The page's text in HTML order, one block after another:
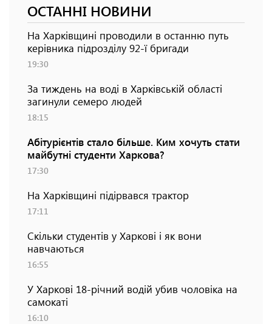
ОСТАННІ НОВИНИ
На Харківщині проводили в останню путь
керівника підрозділу 92-ї бригади
19:30
За тиждень на воді в Харківській області
загинули семеро людей
18:15
Абітурієнтів стало більше. Ким хочуть стати
майбутні студенти Харкова?
17:30
На Харківщині підірвався трактор
17:11
Скільки студентів у Харкові і як вони
навчаються
16:55
У Харкові 18-річний водій убив чоловіка на
самокаті
16:10